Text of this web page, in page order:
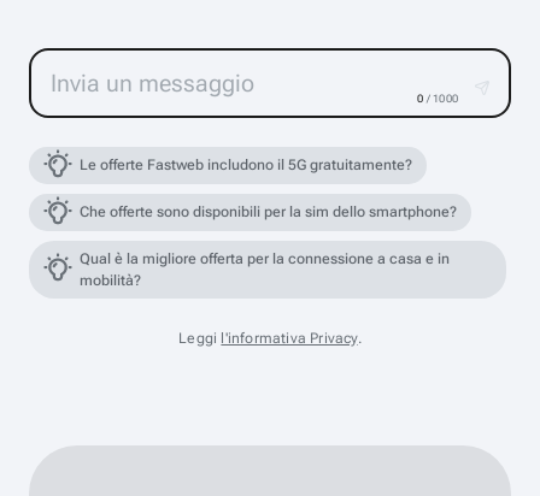
0 / 1000
Le offerte Fastweb includono il 5G gratuitamente?
Che offerte sono disponibili per la sim dello smartphone?
Qual è la migliore offerta per la connessione a casa e in
mobilità?
Leggi l'informativa Privacy.